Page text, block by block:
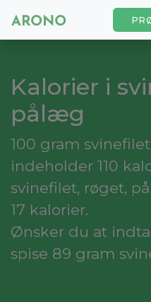
Kalorier i
pålæg
100 gram
indeholder 110
svinefilet, røget,
17 kalorier.
Ønsker du at
spise 89 gram